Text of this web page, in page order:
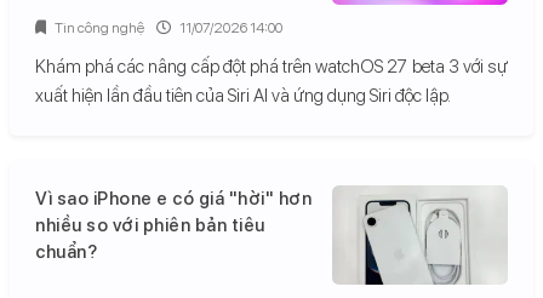
Khám phá các nâng cấp đột phá trên watchOS 27 beta 3 với sự
xuất hiện lần đầu tiên của Siri AI và ứng dụng Siri độc lập.
Tin công nghệ 11/07/2026 14:00
Vì sao iPhone e có giá "hời" hơn
nhiều so với phiên bản tiêu
chuẩn?